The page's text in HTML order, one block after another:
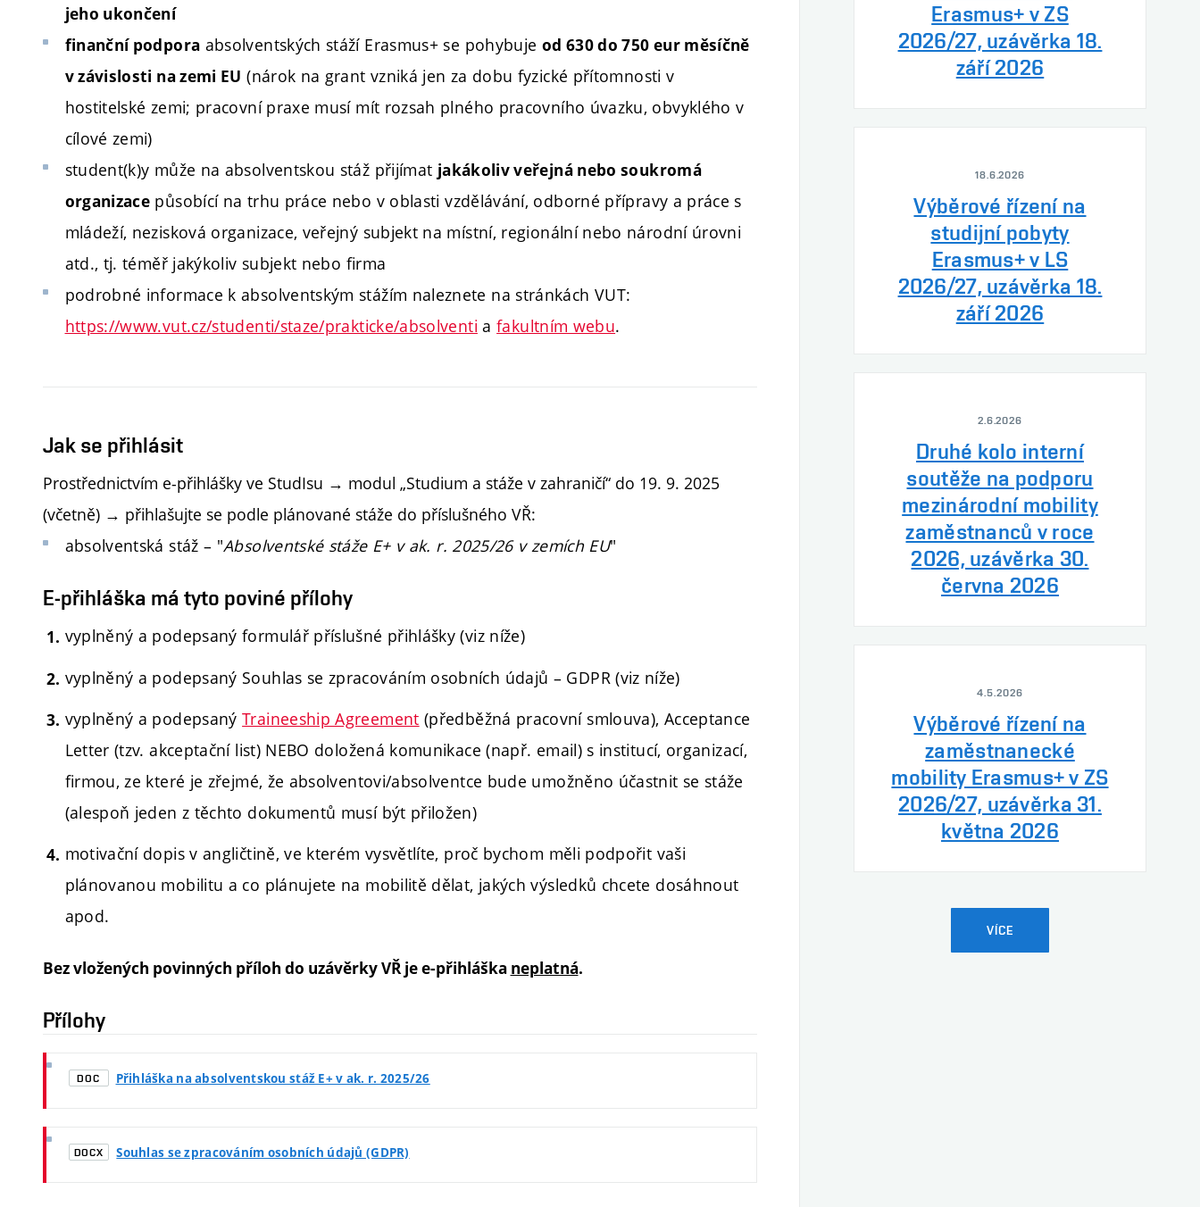
jeho ukončení
finanční podpora absolventských stáží Erasmus+ se pohybuje od 630 do 750 eur měsíčně
v závislosti na zemi EU (nárok na grant vzniká jen za dobu fyzické přítomnosti v
hostitelské zemi; pracovní praxe musí mít rozsah plného pracovního úvazku, obvyklého v
cílové zemi)
student(k)y může na absolventskou stáž přijímat jakákoliv veřejná nebo soukromá
organizace působící na trhu práce nebo v oblasti vzdělávání, odborné přípravy a práce s
mládeží, nezisková organizace, veřejný subjekt na místní, regionální nebo národní úrovni
atd., tj. téměř jakýkoliv subjekt nebo firma
podrobné informace k absolventským stážím naleznete na stránkách VUT:
https://www.vut.cz/studenti/staze/prakticke/absolventi a fakultním webu.
Jak se přihlásit
Prostřednictvím e-přihlášky ve StudIsu → modul „Studium a stáže v zahraničí“ do 19. 9. 2025
(včetně) → přihlašujte se podle plánované stáže do příslušného VŘ:
absolventská stáž – "Absolventské stáže E+ v ak. r. 2025/26 v zemích EU"
E-přihláška má tyto poviné přílohy
vyplněný a podepsaný formulář příslušné přihlášky (viz níže)
vyplněný a podepsaný Souhlas se zpracováním osobních údajů – GDPR (viz níže)
vyplněný a podepsaný Traineeship Agreement (předběžná pracovní smlouva), Acceptance
Letter (tzv. akceptační list) NEBO doložená komunikace (např. email) s institucí, organizací,
firmou, ze které je zřejmé, že absolventovi/absolventce bude umožněno účastnit se stáže
(alespoň jeden z těchto dokumentů musí být přiložen)
motivační dopis v angličtině, ve kterém vysvětlíte, proč bychom měli podpořit vaši
plánovanou mobilitu a co plánujete na mobilitě dělat, jakých výsledků chcete dosáhnout
apod.
Bez vložených povinných příloh do uzávěrky VŘ je e-přihláška neplatná.
Přílohy
DOC Přihláška na absolventskou stáž E+ v ak. r. 2025/26
DOCX Souhlas se zpracováním osobních údajů (GDPR)
Erasmus+ v ZS
2026/27, uzávěrka 18.
září 2026
18.6.2026
Výběrové řízení na
studijní pobyty
Erasmus+ v LS
2026/27, uzávěrka 18.
září 2026
2.6.2026
Druhé kolo interní
soutěže na podporu
mezinárodní mobility
zaměstnanců v roce
2026, uzávěrka 30.
června 2026
4.5.2026
Výběrové řízení na
zaměstnanecké
mobility Erasmus+ v ZS
2026/27, uzávěrka 31.
května 2026
VÍCE